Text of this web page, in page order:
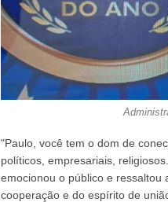
"Paulo, você tem o dom de
políticos, empresariais,
emocionou o público e ressaltou
cooperação e do espírito de